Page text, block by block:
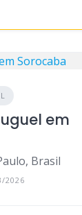
em
Brasil
2026